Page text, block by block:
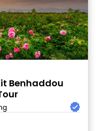
Benhaddou